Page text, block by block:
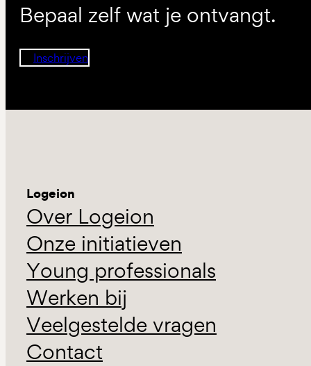
Bepaal zelf wat je ontvangt.
Inschrijven
Logeion
Over Logeion
Onze initiatieven
Young professionals
Werken bij
Veelgestelde vragen
Contact